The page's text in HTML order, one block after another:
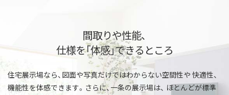
間取りや性能、
仕様を「体感」できるところ
住宅展示場なら、図面や写真だけではわからない空間性や 快適性、
機能性を体感できます。さらに、一条の展示場は、 ほとんどが標準